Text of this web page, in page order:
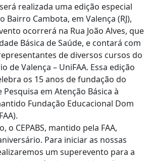
realizada uma edição especial
Bairro Cambota, em Valença (RJ),
ocorrerá na Rua João Alves, que
Básica de Saúde, e contará com
de diversos cursos do
de Valença – UniFAA. Essa edição
os 15 anos de fundação do
em Atenção Básica à
Fundação Educacional Dom
o CEPABS, mantido pela FAA,
Para iniciar as nossas
um superevento para a